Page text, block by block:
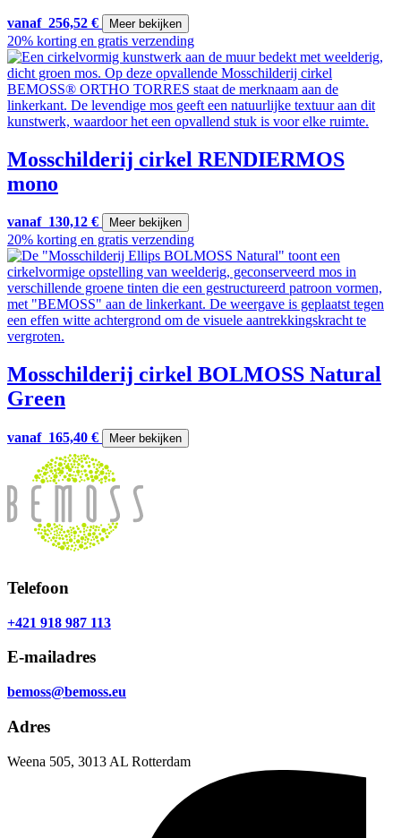
vanaf 256,52 € Meer bekijken
20% korting en gratis verzending
Mosschilderij cirkel RENDIERMOS
mono
vanaf 130,12 € Meer bekijken
20% korting en gratis verzending
Mosschilderij cirkel BOLMOSS Natural
Green
vanaf 165,40 € Meer bekijken
Telefoon
+421 918 987 113
E-mailadres
bemoss@bemoss.eu
Adres
Weena 505, 3013 AL Rotterdam